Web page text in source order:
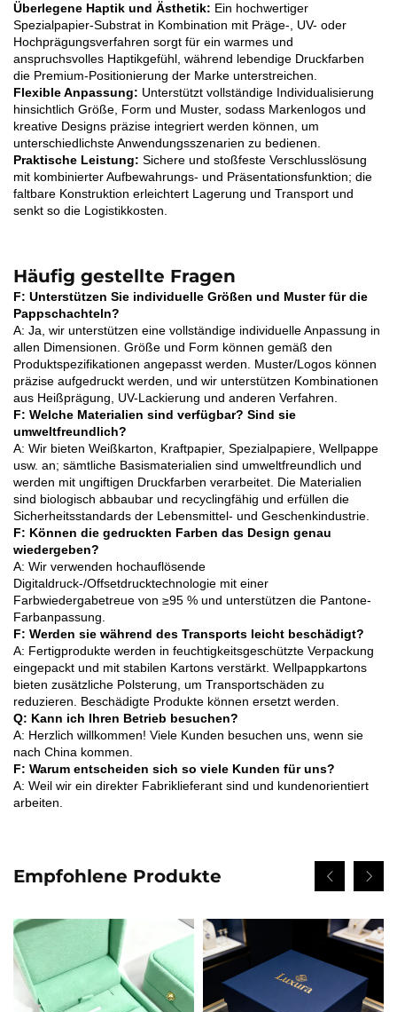
Überlegene Haptik und Ästhetik: Ein hochwertiger
Spezialpapier-Substrat in Kombination mit Präge-, UV- oder
Hochprägungsverfahren sorgt für ein warmes und
anspruchsvolles Haptikgefühl, während lebendige Druckfarben
die Premium-Positionierung der Marke unterstreichen.
Flexible Anpassung: Unterstützt vollständige Individualisierung
hinsichtlich Größe, Form und Muster, sodass Markenlogos und
kreative Designs präzise integriert werden können, um
unterschiedlichste Anwendungsszenarien zu bedienen.
Praktische Leistung: Sichere und stoßfeste Verschlusslösung
mit kombinierter Aufbewahrungs- und Präsentationsfunktion; die
faltbare Konstruktion erleichtert Lagerung und Transport und
senkt so die Logistikkosten.
Häufig gestellte Fragen
F: Unterstützen Sie individuelle Größen und Muster für die
Pappschachteln?
A: Ja, wir unterstützen eine vollständige individuelle Anpassung in
allen Dimensionen. Größe und Form können gemäß den
Produktspezifikationen angepasst werden. Muster/Logos können
präzise aufgedruckt werden, und wir unterstützen Kombinationen
aus Heißprägung, UV-Lackierung und anderen Verfahren.
F: Welche Materialien sind verfügbar? Sind sie
umweltfreundlich?
A: Wir bieten Weißkarton, Kraftpapier, Spezialpapiere, Wellpappe
usw. an; sämtliche Basismaterialien sind umweltfreundlich und
werden mit ungiftigen Druckfarben verarbeitet. Die Materialien
sind biologisch abbaubar und recyclingfähig und erfüllen die
Sicherheitsstandards der Lebensmittel- und Geschenkindustrie.
F: Können die gedruckten Farben das Design genau
wiedergeben?
A: Wir verwenden hochauflösende
Digitaldruck-/Offsetdrucktechnologie mit einer
Farbwiedergabetreue von ≥95 % und unterstützen die Pantone-
Farbanpassung.
F: Werden sie während des Transports leicht beschädigt?
A: Fertigprodukte werden in feuchtigkeitsgeschützte Verpackung
eingepackt und mit stabilen Kartons verstärkt. Wellpappkartons
bieten zusätzliche Polsterung, um Transportschäden zu
reduzieren. Beschädigte Produkte können ersetzt werden.
Q: Kann ich Ihren Betrieb besuchen?
A: Herzlich willkommen! Viele Kunden besuchen uns, wenn sie
nach China kommen.
F: Warum entscheiden sich so viele Kunden für uns?
A: Weil wir ein direkter Fabriklieferant sind und kundenorientiert
arbeiten.
Empfohlene Produkte